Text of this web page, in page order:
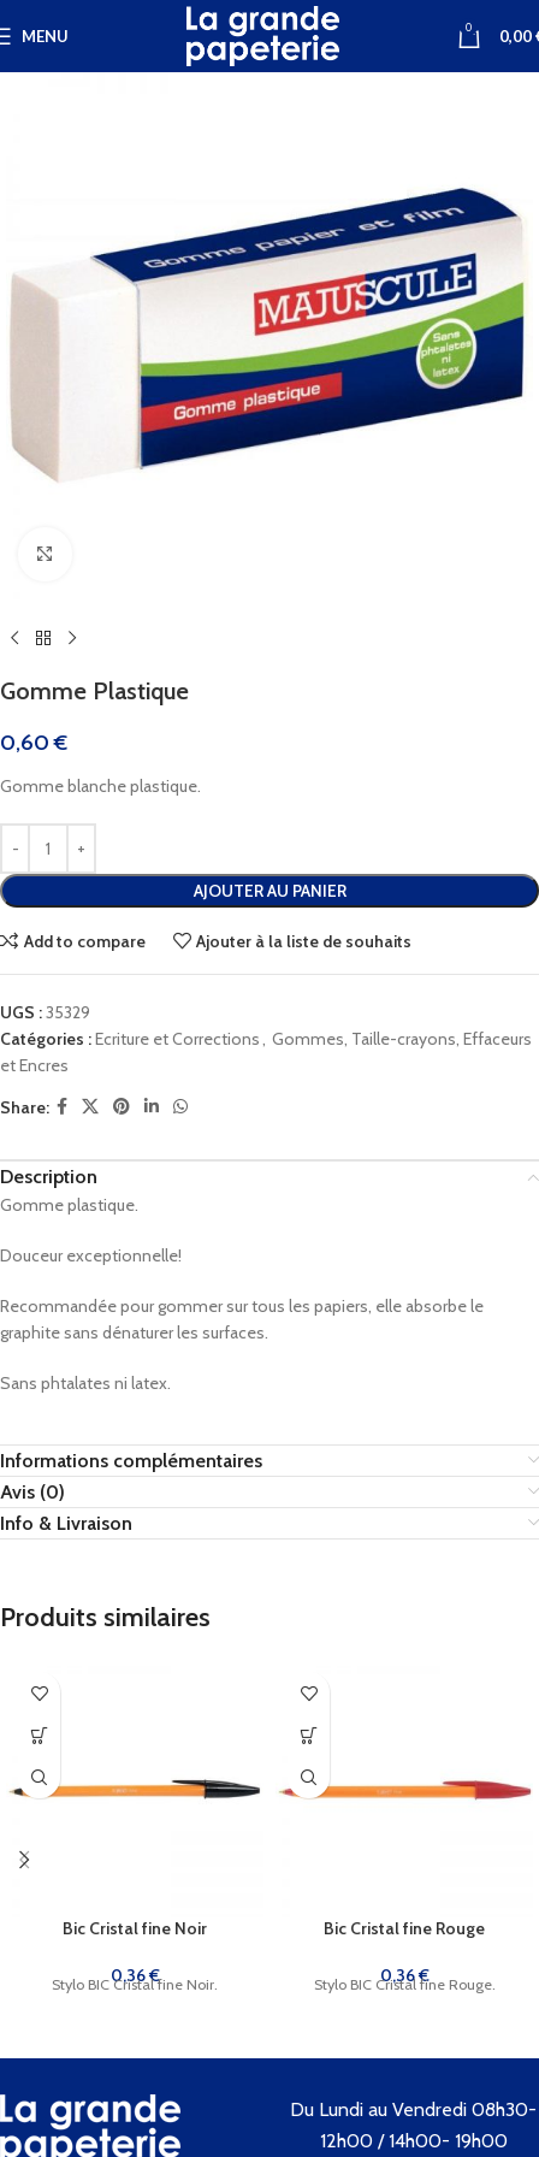
MENU 0 0,00
Gomme Plastique
0,60€
Gomme blanche plastique.
AJOUTER AU PANIER
Add to compare Ajouter à la liste de souhaits
UGS :35329
Catégories :Ecriture et Corrections, Gommes, Taille-crayons, Effaceurs
et Encres
Share:
Description
Gomme plastique.
Douceur exceptionnelle!
Recommandée pour gommer sur tous les papiers, elle absorbe le
graphite sans dénaturer les surfaces.
Sans phtalates ni latex.
Informations complémentaires
Avis (0)
Info & Livraison
Produits similaires
Bic Cristal fine Noir
0,36€
Stylo BIC Cristal fine Noir.
Bic Cristal fine Rouge
0,36€
Stylo BIC Cristal fine Rouge.
Du Lundi au Vendredi 08h30-
12h00 / 14h00- 19h00